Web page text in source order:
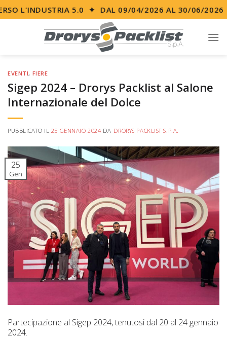
Skip
to
L'INDUSTRIA 5.0 ✦ DAL 09/04/2026 AL 30/06/2026
EVENTI, FIERE
Sigep 2024 – Drorys Packlist al Salone
Internazionale del Dolce
PUBBLICATO IL 25 GENNAIO 2024 DA DRORYS PACKLIST S.P.A.
25
Gen
Partecipazione al Sigep 2024, tenutosi dal 20 al 24 gennaio
2024.